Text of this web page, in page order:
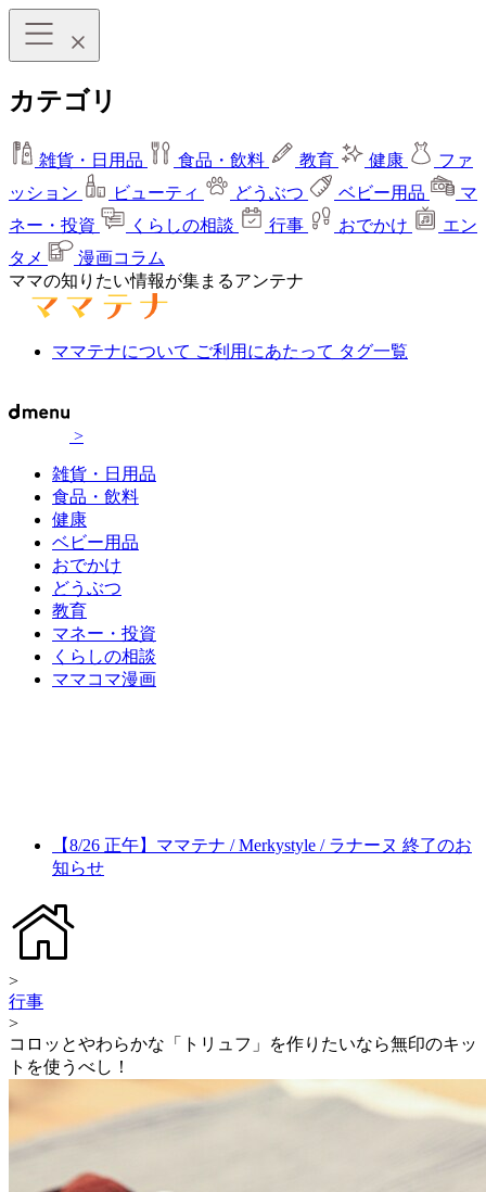
カテゴリ
雑貨・日用品 食品・飲料 教育 健康
ファ
ッション
ビューティ どうぶつ ベビー用品
マ
ネー・投資
くらしの相談 行事 おでかけ
エン
タメ
漫画コラム
ママの知りたい情報が集まるアンテナ
ママテナについて ご利用にあたって タグ一覧
>
雑貨・日用品
食品・飲料
健康
ベビー用品
おでかけ
どうぶつ
教育
マネー・投資
くらしの相談
ママコマ漫画
【8/26 正午】ママテナ / Merkystyle / ラナーヌ 終了のお
知らせ
>
行事
>
コロッとやわらかな「トリュフ」を作りたいなら無印のキッ
トを使うべし！